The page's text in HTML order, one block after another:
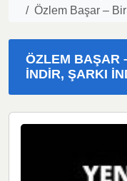
Özlem Başar –
ÖZLEM BAŞAR
İNDIR, ŞARKI